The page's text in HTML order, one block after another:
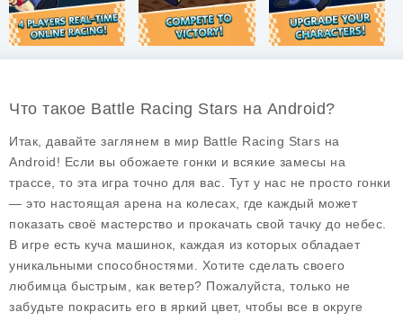
Что такое Battle Racing Stars на Android?
Итак, давайте заглянем в мир Battle Racing Stars на
Android! Если вы обожаете гонки и всякие замесы на
трассе, то эта игра точно для вас. Тут у нас не просто гонки
— это настоящая арена на колесах, где каждый может
показать своё мастерство и прокачать свой тачку до небес.
В игре есть куча машинок, каждая из которых обладает
уникальными способностями. Хотите сделать своего
любимца быстрым, как ветер? Пожалуйста, только не
забудьте покрасить его в яркий цвет, чтобы все в округе